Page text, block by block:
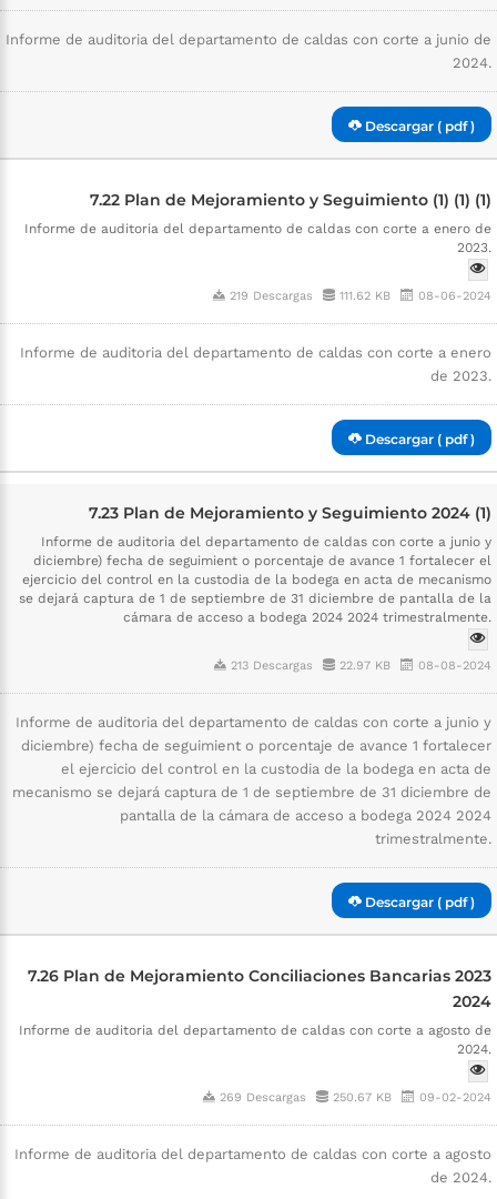
Informe de auditoria del departamento de caldas con corte a junio de
2024.
Descargar ( pdf )
7.22 Plan de Mejoramiento y Seguimiento (1) (1) (1)
Informe de auditoria del departamento de caldas con corte a enero de
2023.
219 Descargas 111.62 KB 08-06-2024
Informe de auditoria del departamento de caldas con corte a enero
de 2023.
Descargar ( pdf )
7.23 Plan de Mejoramiento y Seguimiento 2024 (1)
Informe de auditoria del departamento de caldas con corte a junio y
diciembre) fecha de seguimient o porcentaje de avance 1 fortalecer el
ejercicio del control en la custodia de la bodega en acta de mecanismo
se dejará captura de 1 de septiembre de 31 diciembre de pantalla de la
cámara de acceso a bodega 2024 2024 trimestralmente.
213 Descargas 22.97 KB 08-08-2024
Informe de auditoria del departamento de caldas con corte a junio y
diciembre) fecha de seguimient o porcentaje de avance 1 fortalecer
el ejercicio del control en la custodia de la bodega en acta de
mecanismo se dejará captura de 1 de septiembre de 31 diciembre de
pantalla de la cámara de acceso a bodega 2024 2024
trimestralmente.
Descargar ( pdf )
7.26 Plan de Mejoramiento Conciliaciones Bancarias 2023
2024
Informe de auditoria del departamento de caldas con corte a agosto de
2024.
269 Descargas 250.67 KB 09-02-2024
Informe de auditoria del departamento de caldas con corte a agosto
de 2024.